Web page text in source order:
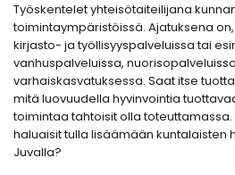
Työskentelet yhteisötaiteilijana
toimintaympäristöissä. Ajatuksena
kirjasto- ja työllisyyspalveluissa tai
vanhuspalveluissa,
varhaiskasvatuksessa. Saat itse
mitä luovuudella hyvinvointia
toimintaa tahtoisit olla toteuttamassa.
haluaisit tulla lisäämään kuntalaisten
Juvalla?